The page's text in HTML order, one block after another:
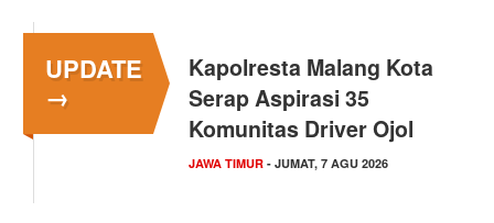
UPDATE
→
Kapolresta Malang Kota
Serap Aspirasi 35
Komunitas Driver Ojol
JAWA TIMUR - JUMAT, 7 AGU 2026